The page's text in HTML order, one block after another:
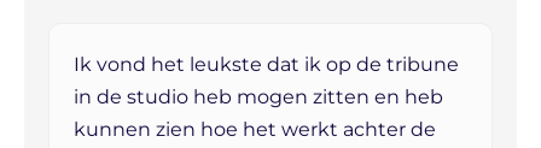
Ik vond het leukste dat ik op de tribune
in de studio heb mogen zitten en heb
kunnen zien hoe het werkt achter de